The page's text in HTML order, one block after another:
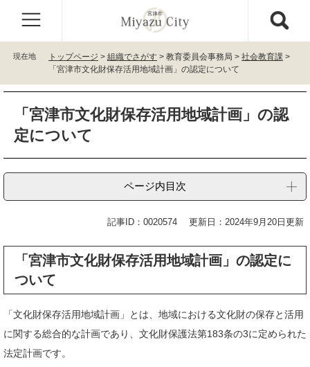
で
ば
現在地 トップページ > 組織でさがす > 教育委員会事務局 > 社会教育課 >
「宮津市文化財保存活用地域計画」の認定について
「宮津市文化財保存活用地域計画」の認
定について
ページ内目次
記事ID：0020574 更新日：2024年9月20日更新
「宮津市文化財保存活用地域計画」の認定に
ついて
「文化財保存活用地域計画」とは、地域における文化財の保存と活用
に関する総合的な計画であり、文化財保護法第183条の3に定められた
法定計画です。